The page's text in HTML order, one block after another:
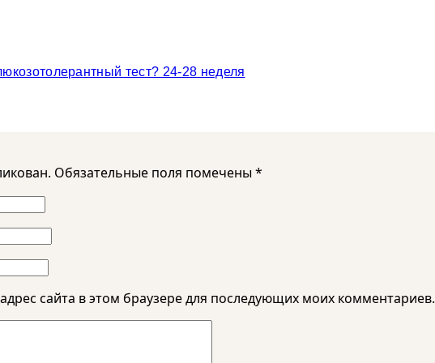
тест? 24-28 неделя
Обязательные поля помечены*
сайта в этом браузере для последующих моих комментариев.